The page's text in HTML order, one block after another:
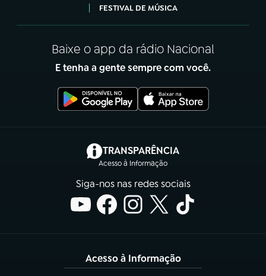
FESTIVAL DE MÚSICA
Baixe o app da rádio Nacional
E tenha a gente sempre com você.
TRANSPARÊNCIA
Acesso à Informação
(abre em nova aba)
Siga-nos nas redes sociais
Acesso à Informação